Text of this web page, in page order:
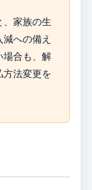
、家族の生
への備え
場合も、解
方法変更を